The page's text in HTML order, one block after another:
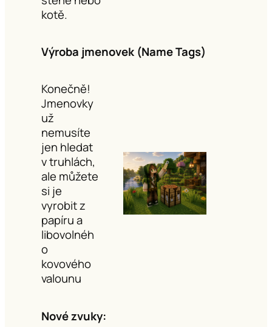
kotě.
Výroba jmenovek (Name Tags)
Konečně!
Jmenovky
už
nemusíte
jen hledat
v truhlách,
ale můžete
si je
vyrobit z
papíru a
libovolnéh
o
kovového
valounu
Nové zvuky: